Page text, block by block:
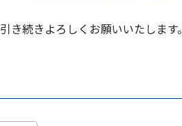
続きよろしくお願いいたします。